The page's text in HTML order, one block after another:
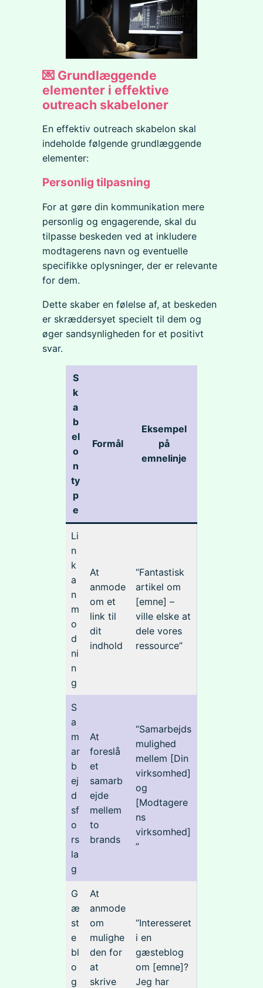
💌 Grundlæggende
elementer i effektive
outreach skabeloner
En effektiv outreach skabelon skal
indeholde følgende grundlæggende
elementer:
Personlig tilpasning
For at gøre din kommunikation mere
personlig og engagerende, skal du
tilpasse beskeden ved at inkludere
modtagerens navn og eventuelle
specifikke oplysninger, der er relevante
for dem.
Dette skaber en følelse af, at beskeden
er skræddersyet specielt til dem og
øger sandsynligheden for et positivt
svar.
S
k
a
b
el
o
n
ty
p
e
Formål
Eksempel
på
emnelinje
Li
n
k
a
n
m
o
d
ni
n
g
At
anmode
om et
link til
dit
indhold
“Fantastisk
artikel om
[emne] –
ville elske at
dele vores
ressource”
S
a
m
ar
b
ej
d
sf
o
rs
la
g
At
foreslå
et
samarb
ejde
mellem
to
brands
“Samarbejds
mulighed
mellem [Din
virksomhed]
og
[Modtagere
ns
virksomhed]
”
G
æ
st
e
bl
o
g
At
anmode
om
mulighe
den for
at
skrive
“Interesseret
i en
gæsteblog
om [emne]?
Jeg har